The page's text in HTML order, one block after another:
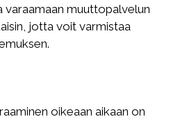
varaamaan muuttopalvelun
jotta voit varmistaa
oikeaan aikaan on